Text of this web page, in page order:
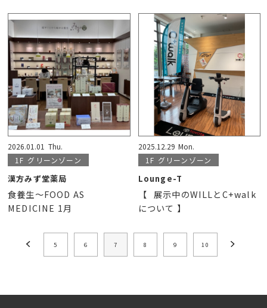
2026.01.01 Thu.
1F グリーンゾーン
漢方みず堂薬局
食養生～FOOD AS
MEDICINE 1月
2025.12.29 Mon.
1F グリーンゾーン
Lounge-T
【⠀展示中のWILLとC+walk
について 】
5 6 7 8 9 10